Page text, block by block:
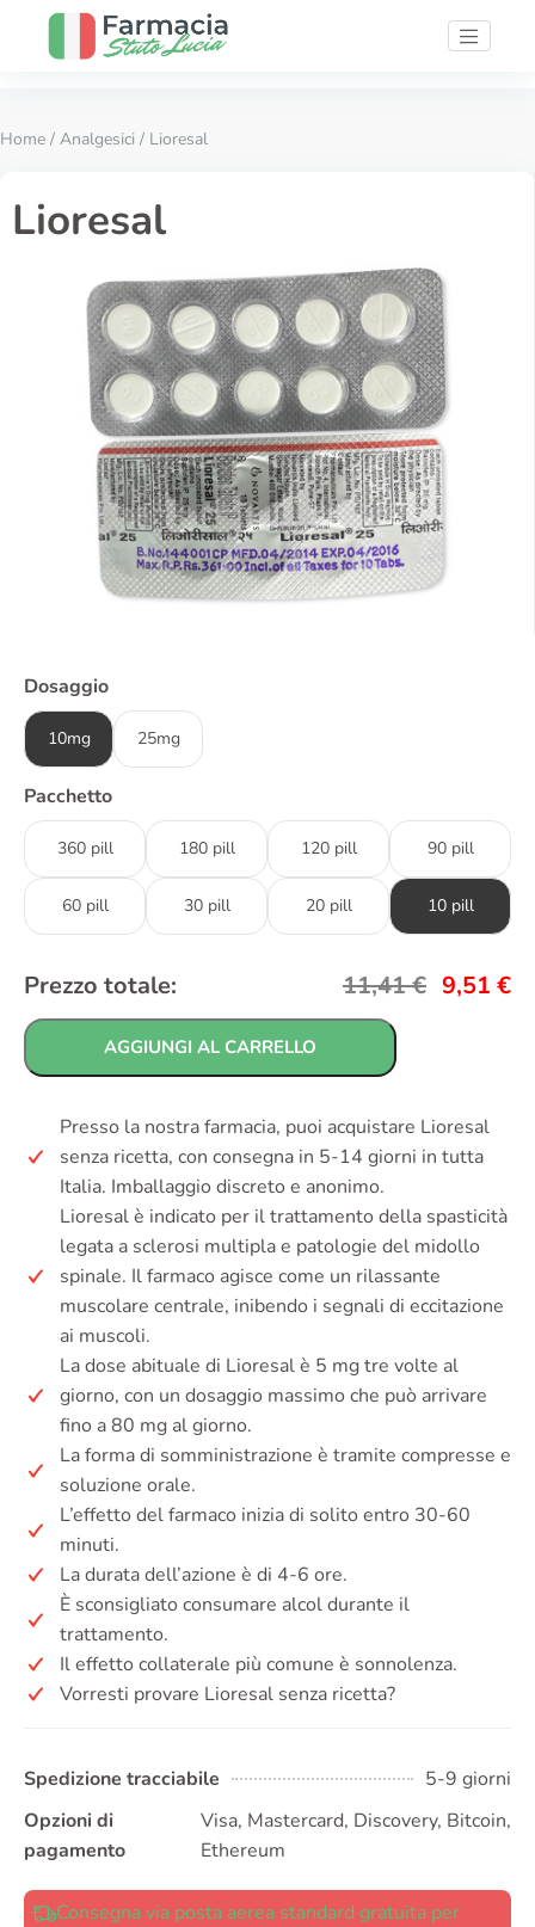
Home / Analgesici / Lioresal
Lioresal
Dosaggio
10mg 25mg
Pacchetto
360 pill 180 pill 120 pill 90 pill
60 pill 30 pill 20 pill 10 pill
Prezzo totale: 11,41€ 9,51 €
AGGIUNGI AL CARRELLO
Presso la nostra farmacia, puoi acquistare Lioresal
senza ricetta, con consegna in 5-14 giorni in tutta
Italia. Imballaggio discreto e anonimo.
Lioresal è indicato per il trattamento della spasticità
legata a sclerosi multipla e patologie del midollo
spinale. Il farmaco agisce come un rilassante
muscolare centrale, inibendo i segnali di eccitazione
ai muscoli.
La dose abituale di Lioresal è 5 mg tre volte al
giorno, con un dosaggio massimo che può arrivare
fino a 80 mg al giorno.
La forma di somministrazione è tramite compresse e
soluzione orale.
L’effetto del farmaco inizia di solito entro 30-60
minuti.
La durata dell’azione è di 4-6 ore.
È sconsigliato consumare alcol durante il
trattamento.
Il effetto collaterale più comune è sonnolenza.
Vorresti provare Lioresal senza ricetta?
Spedizione tracciabile
5-9 giorni
Opzioni di
pagamento
Visa, Mastercard, Discovery, Bitcoin,
Ethereum
Consegna via posta aerea standard gratuita per